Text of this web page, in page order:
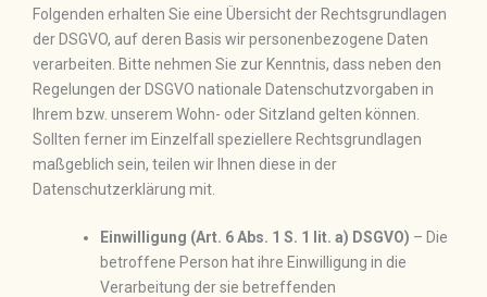
Folgenden erhalten Sie eine Übersicht der Rechtsgrundlagen
der DSGVO, auf deren Basis wir personenbezogene Daten
verarbeiten. Bitte nehmen Sie zur Kenntnis, dass neben den
Regelungen der DSGVO nationale Datenschutzvorgaben in
Ihrem bzw. unserem Wohn- oder Sitzland gelten können.
Sollten ferner im Einzelfall speziellere Rechtsgrundlagen
maßgeblich sein, teilen wir Ihnen diese in der
Datenschutzerklärung mit.
Einwilligung (Art. 6 Abs. 1 S. 1 lit. a) DSGVO) – Die
betroffene Person hat ihre Einwilligung in die
Verarbeitung der sie betreffenden